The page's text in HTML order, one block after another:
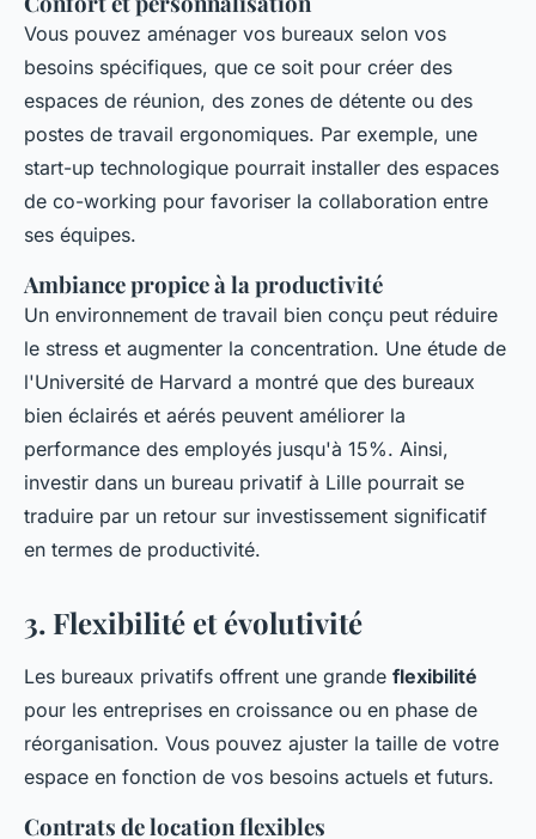
Vous pouvez aménager vos bureaux selon vos
besoins spécifiques, que ce soit pour créer des
espaces de réunion, des zones de détente ou des
postes de travail ergonomiques. Par exemple, une
start-up technologique pourrait installer des espaces
de co-working pour favoriser la collaboration entre
ses équipes.
Ambiance propice à la productivité
Un environnement de travail bien conçu peut réduire
le stress et augmenter la concentration. Une étude de
l'Université de Harvard a montré que des bureaux
bien éclairés et aérés peuvent améliorer la
performance des employés jusqu'à 15%. Ainsi,
investir dans un bureau privatif à Lille pourrait se
traduire par un retour sur investissement significatif
en termes de productivité.
3. Flexibilité et évolutivité
Les bureaux privatifs offrent une grande flexibilité
pour les entreprises en croissance ou en phase de
réorganisation. Vous pouvez ajuster la taille de votre
espace en fonction de vos besoins actuels et futurs.
Contrats de location flexibles